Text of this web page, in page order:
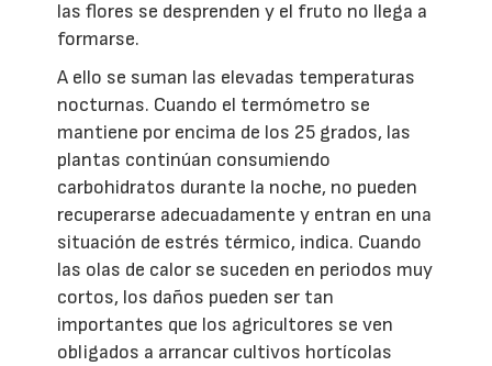
las flores se desprenden y el fruto no llega a
formarse.
A ello se suman las elevadas temperaturas
nocturnas. Cuando el termómetro se
mantiene por encima de los 25 grados, las
plantas continúan consumiendo
carbohidratos durante la noche, no pueden
recuperarse adecuadamente y entran en una
situación de estrés térmico, indica. Cuando
las olas de calor se suceden en periodos muy
cortos, los daños pueden ser tan
importantes que los agricultores se ven
obligados a arrancar cultivos hortícolas